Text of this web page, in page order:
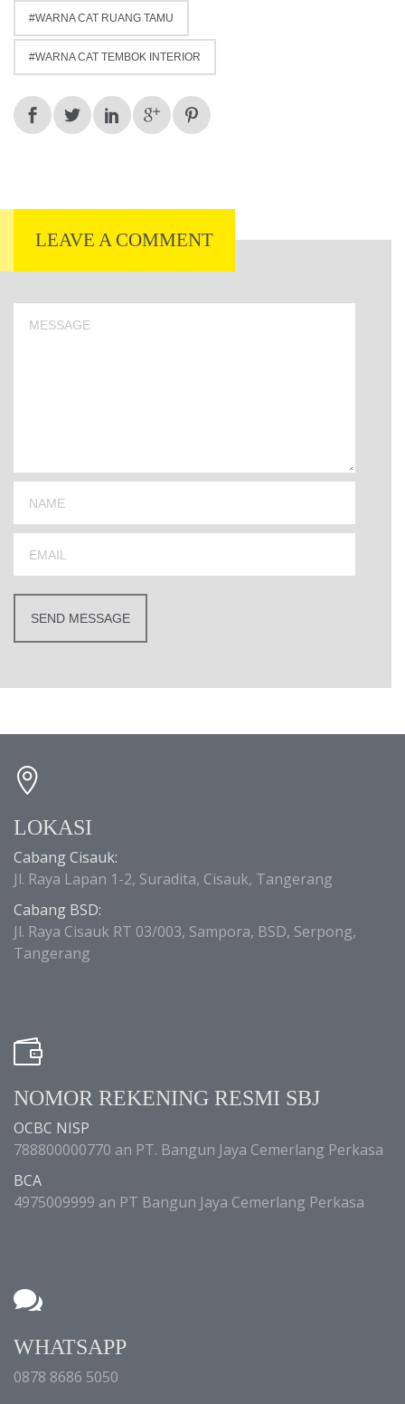
WARNA CAT RUANG TAMU
WARNA CAT TEMBOK INTERIOR
LEAVE A COMMENT
LOKASI
Cabang Cisauk:
Jl. Raya Lapan 1-2, Suradita, Cisauk, Tangerang
Cabang BSD:
Jl. Raya Cisauk RT 03/003, Sampora, BSD, Serpong,
Tangerang
NOMOR REKENING RESMI SBJ
OCBC NISP
788800000770 an PT. Bangun Jaya Cemerlang Perkasa
BCA
4975009999 an PT Bangun Jaya Cemerlang Perkasa
WHATSAPP
0878 8686 5050